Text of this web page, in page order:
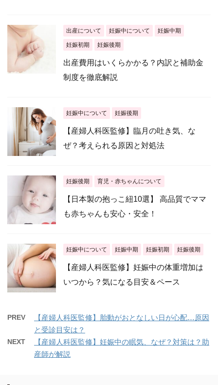
出産について 妊娠中について 妊娠中期
妊娠初期 妊娠後期
出産費用はいくらかかる？内訳と補助金
制度を徹底解説
妊娠中について 妊娠後期
【産婦人科医監修】臨月の吐き気、な
ぜ？考えられる原因と対処法
妊娠後期 育児・赤ちゃんについて
【日本製の抱っこ紐10選】 高品質でママ
も赤ちゃんも安心・安全！
妊娠中について 妊娠中期 妊娠初期 妊娠後期
【産婦人科医監修】妊娠中の体重増加は
いつから？気になる目安＆ペース
PREV
【産婦人科医監修】胎動がおとなしい日が心配…原因
と受診目安は？
NEXT
【産婦人科医監修】妊娠中の眠気、なぜ？対策は？助
産師が解説